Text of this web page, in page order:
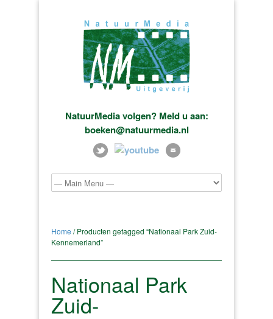
NatuurMedia volgen? Meld u aan:
boeken@natuurmedia.nl
Home / Producten getagged “Nationaal Park Zuid-
Kennemerland”
Nationaal Park
Zuid-